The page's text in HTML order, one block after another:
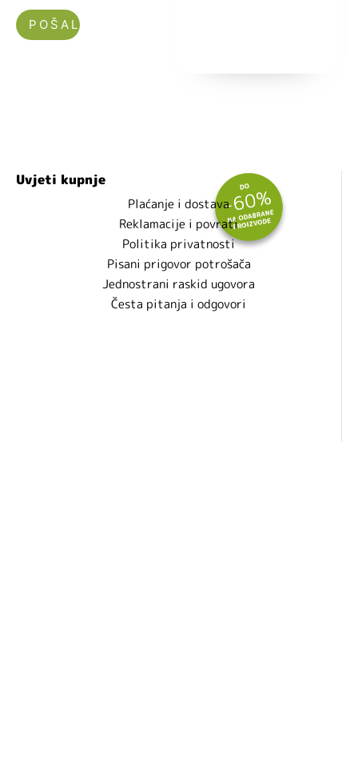
Uvjeti kupnje
Plaćanje i dostava
Reklamacije i povrati
Politika privatnosti
Pisani prigovor potrošača
Jednostrani raskid ugovora
Česta pitanja i odgovori